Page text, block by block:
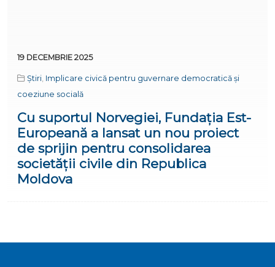
19 DECEMBRIE 2025
Știri Implicare civică pentru guvernare democratică și
coeziune socială
Cu suportul Norvegiei, Fundația Est-
Europeană a lansat un nou proiect
de sprijin pentru consolidarea
societății civile din Republica
Moldova